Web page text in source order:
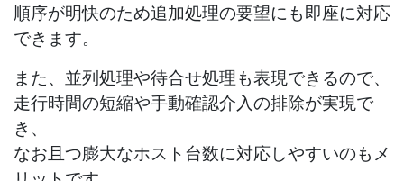
順序が明快のため追加処理の要望にも即座に対応
できます。
また、並列処理や待合せ処理も表現できるので、
走行時間の短縮や手動確認介入の排除が実現で
き、
なお且つ膨大なホスト台数に対応しやすいのもメ